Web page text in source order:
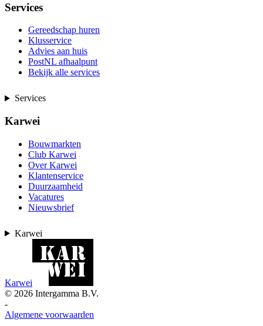
Services
Gereedschap huren
Klusservice
Advies aan huis
PostNL afhaalpunt
Bekijk alle services
Services
Karwei
Bouwmarkten
Club Karwei
Over Karwei
Klantenservice
Duurzaamheid
Vacatures
Nieuwsbrief
Karwei
Karwei
© 2026 Intergamma B.V.
-
Algemene voorwaarden